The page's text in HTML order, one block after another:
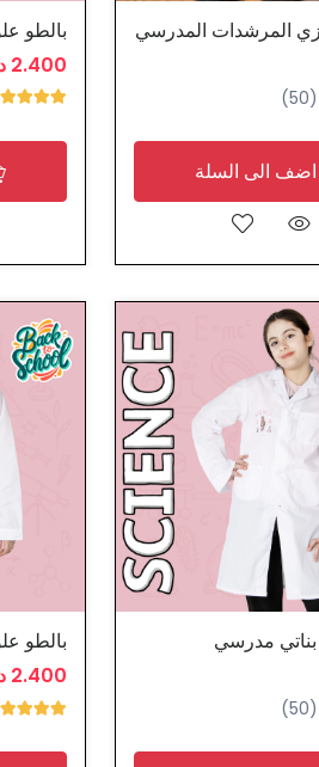
زي المرشدات المدرسي
(50)
اضف الى السلة
بالطو
2.400 دك
بناتي مدرسي
(50)
بالطو
2.400 دك